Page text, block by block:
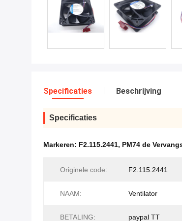
Specificaties Beschrijving
Specificaties
Markeren: F2.115.2441, PM74 de
Originele code: F2.115.2441
NAAM: Ventilator
BETALING: paypal TT